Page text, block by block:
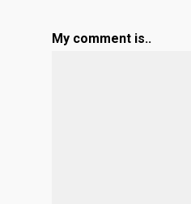
My comment is..